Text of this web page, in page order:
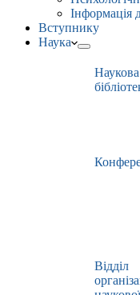
Інформація
Вступнику
Наука
Наукова
Відділ